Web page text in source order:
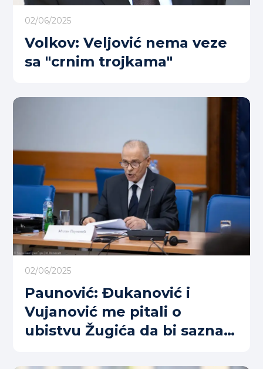
02/06/2025
Volkov: Veljović nema veze
sa "crnim trojkama"
02/06/2025
Paunović: Đukanović i
Vujanović me pitali o
ubistvu Žugića da bi saznali